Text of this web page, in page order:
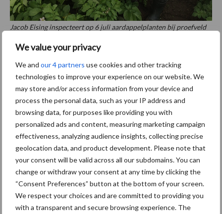
We value your privacy
We and our 4 partners use cookies and other tracking
technologies to improve your experience on our website. We
may store and/or access information from your device and
process the personal data, such as your IP address and
browsing data, for purposes like providing you with
personalized ads and content, measuring marketing campaign
effectiveness, analyzing audience insights, collecting precise
geolocation data, and product development. Please note that
your consent will be valid across all our subdomains. You can
change or withdraw your consent at any time by clicking the
“Consent Preferences” button at the bottom of your screen.
We respect your choices and are committed to providing you
with a transparent and secure browsing experience. The
Jacob Eising inspecteert op 6 juli aardappelplanten bij proefveld
Communicatie is voor groeiende bewustwording het toverwoord.
Vooraanstaande onderzoekers zoals Geert Kessel van de
Wageningen Universiteit, plantenpatholoog en specialist op het
gebied van phytopthora, zijn niet voor niets bij het project
betrokken. “Om maar te benadrukken dat
resistentiemanagement een essentieel onderdeel is bij een
duurzame teelt. Kessel geeft ook aan dat de infecties in
zijn. Maar je moet er wel bovenop zitten.”
Maar hoe herken je phytophothora? “Voor dat vraagstuk hebben
we een speciale flyer ontwikkeld”, vertelt Niels Heining. “Het gaat
om scouten, scouten, scouten. Ook mét resistentie voor